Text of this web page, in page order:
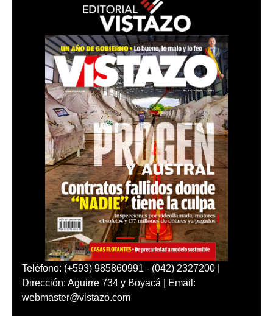
Teléfono: (+593) 985860991 - (042) 2327200 |
Dirección: Aguirre 734 y Boyacá | Email:
webmaster@vistazo.com